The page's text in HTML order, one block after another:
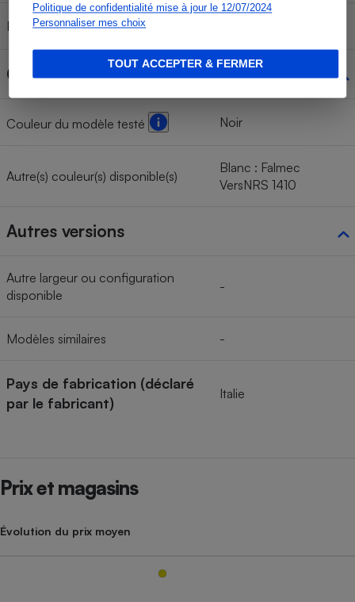
Politique de confidentialité mise à jour le 12/07/2024
Personnaliser mes choix
TOUT ACCEPTER & FERMER
Profondeur
Coloris
Couleur du modèle testé Noir
Autre(s) couleur(s) disponible(s)
Blanc : Falmec
VersNRS 1410
Autres versions
Autre largeur ou configuration
disponible
-
Modèles similaires -
Pays de fabrication (déclaré
par le fabricant)
Italie
Prix et magasins
Évolution du prix moyen